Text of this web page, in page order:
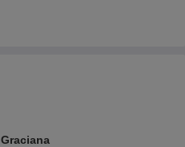
Graciana